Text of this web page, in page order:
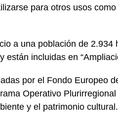
para otros usos
a una población de
están incluidas en
por el Fondo Europeo
Operativo
y el patrimonio cultural.